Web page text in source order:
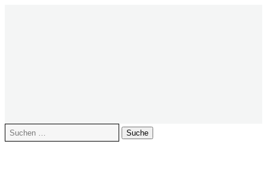
Suche
nach: